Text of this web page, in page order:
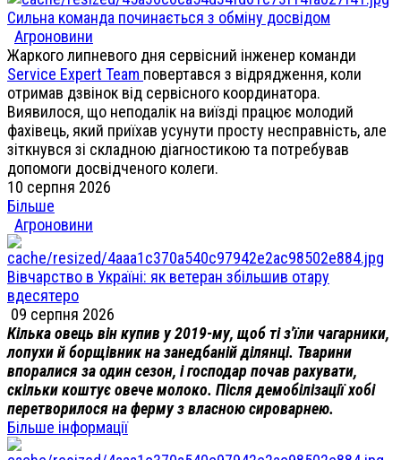
Сильна команда починається з обміну досвідом
Агроновини
Жаркого липневого дня сервісний інженер команди
Service Expert Team повертався з відрядження, коли
отримав дзвінок від сервісного координатора.
Виявилося, що неподалік на виїзді працює молодий
фахівець, який приїхав усунути просту несправність, але
зіткнувся зі складною діагностикою та потребував
допомоги досвідченого колеги.
10 серпня 2026
Більше
Агроновини
Вівчарство в Україні: як ветеран збільшив отару
вдесятеро
09 серпня 2026
Кілька овець він купив у 2019-му, щоб ті з'їли чагарники,
лопухи й борщівник на занедбаній ділянці. Тварини
впоралися за один сезон, і господар почав рахувати,
скільки коштує овече молоко. Після демобілізації хобі
перетворилося на ферму з власною сироварнею.
Більше інформації